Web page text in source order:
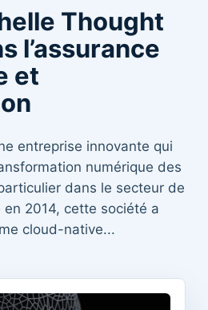
Thought
l’assurance
et
entreprise innovante qui
numérique des
dans le secteur de
2014, cette société a
cloud-native...